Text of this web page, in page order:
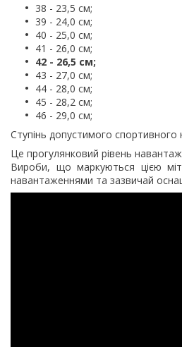
38 - 23,5 см;
39 - 24,0 см;
40 - 25,0 см;
41 - 26,0 см;
42 - 26,5 см;
43 - 27,0 см;
44 - 28,0 см;
45 - 28,2 см;
46 - 29,0 см;
Ступінь допустимого
Це прогулянковий рівень
Вироби, що маркуються цією
навантаженнями та зазвичай